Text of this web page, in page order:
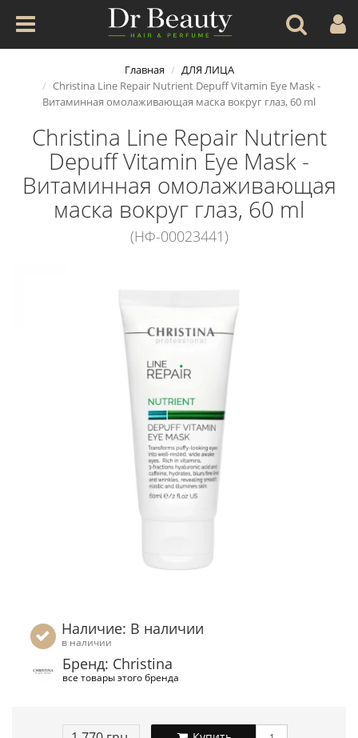
Главная
ДЛЯ ЛИЦА
Christina Line Repair Nutrient Depuff Vitamin Eye Mask -
Витаминная омолаживающая маска вокруг глаз, 60 ml
Christina Line Repair Nutrient
Depuff Vitamin Eye Mask -
Витаминная омолаживающая
маска вокруг глаз, 60 ml
(НФ-00023441)
Наличие: В наличии
в наличии
Бренд: Christina
все товары этого бренда